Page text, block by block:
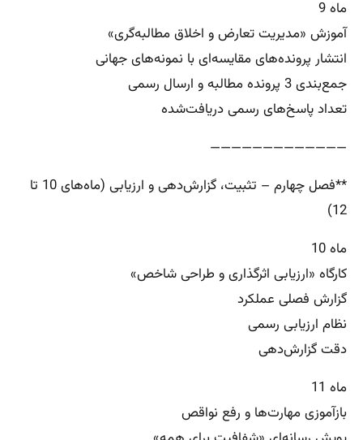
ماه 9
آموزش «مدیریت تعارض و اخلاق مطالبه‌گری»
انتشار پرونده‌های مقایسه‌ای با نمونه‌های جهانی
جمع‌بندی 3 پرونده مطالبه و ارسال رسمی
تعداد پاسخ‌های رسمی دریافت‌شده
—————————————
**فصل چهارم – تثبیت، گزارش‌دهی و ارزیابی (ماه‌های 10 تا
12)
ماه 10
کارگاه «ارزیابی اثرگذاری و طراحی شاخص»
گزارش فصلی عملکرد
نظام ارزیابی رسمی
دقت گزارش‌دهی
ماه 11
بازآموزی مهارت‌ها و رفع نواقص